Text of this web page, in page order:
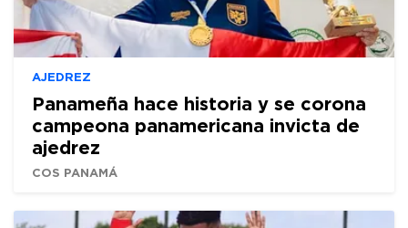
AJEDREZ
Panameña hace historia y se corona
campeona panamericana invicta de
ajedrez
COS PANAMÁ